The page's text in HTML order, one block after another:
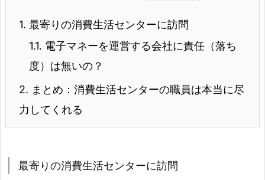
1. 最寄りの消費生活センターに訪問
1.1. 電子マネーを運営する会社に責任（落ち
度）は無いの？
2. まとめ：消費生活センターの職員は本当に尽
力してくれる
最寄りの消費生活センターに訪問